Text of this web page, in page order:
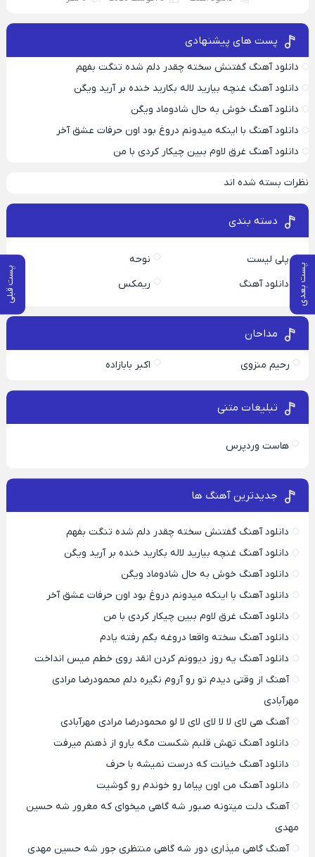
پست بعدی پست قبلی
پست های پیشنهادی
دانلود آهنگ گفتنش سخته چقدر دلم شده تنگت بفهم
دانلود آهنگ غنچه بیارید لاله بکارید خنده بر آرید ویگن
دانلود آهنگ خوش به حال شادوماد ویگن
دانلود آهنگ با اینکه میدونم دروغ بود اون حرفات عشق آخر
دانلود آهنگ غرق لاوم ببین چیکار کردی با من
نظرات بسته شده اند
دسته بندی
پلی لیست
نوحه
دانلود آهنگ
ریمکس
مداحان
رحیم منزوی اکبر بابازاده
تبلیغات متنی
هاست وردپرس
جدیدترین آهنگ ها
دانلود آهنگ گفتنش سخته چقدر دلم شده تنگت بفهم
دانلود آهنگ غنچه بیارید لاله بکارید خنده بر آرید ویگن
دانلود آهنگ خوش به حال شادوماد ویگن
دانلود آهنگ با اینکه میدونم دروغ بود اون حرفات عشق آخر
دانلود آهنگ غرق لاوم ببین چیکار کردی با من
دانلود آهنگ سخته واقعا دروغه بگم رفته یادم
دانلود آهنگ یه روز دیوونم کردن انقد روی خطم میس انداخت
آهنگ از وقتی دیدم تو رو آروم نگیره دلم محمودرضا مرادی
مهرآبادی
آهنگ هی لای لا لا لای لای لا لو محمودرضا مرادی مهرآبادی
دانلود آهنگ تهش قلبم شکست مگه یارو از ذهنم میرفت
دانلود آهنگ خیانت که درست نمیشه با حرف
دانلود آهنگ من اون پیاما رو خوندم رو گوشیت
آهنگ دلت میتونه صبور شه گاهی میخوای که مغرور شه حسین
مهدی
آهنگ گاهی میذاری دور شه گاهی منتظری جور شه حسین مهدی